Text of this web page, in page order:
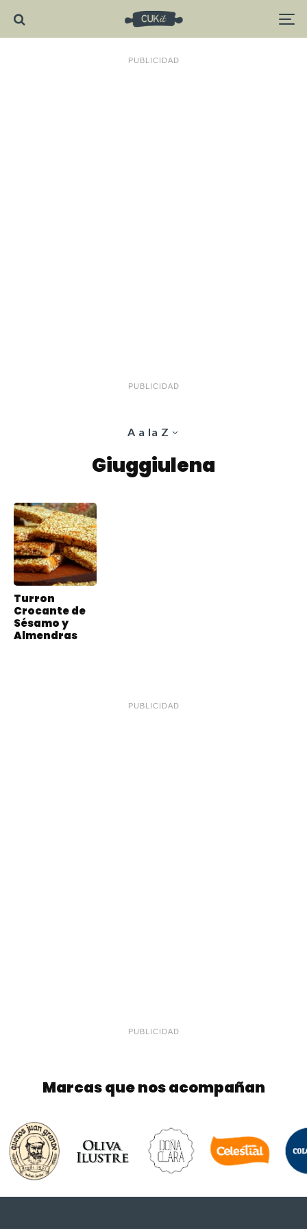
PUBLICIDAD
PUBLICIDAD
A a la Z
Giuggiulena
Turron
Crocante de
Sésamo y
Almendras
PUBLICIDAD
PUBLICIDAD
Marcas que nos acompañan